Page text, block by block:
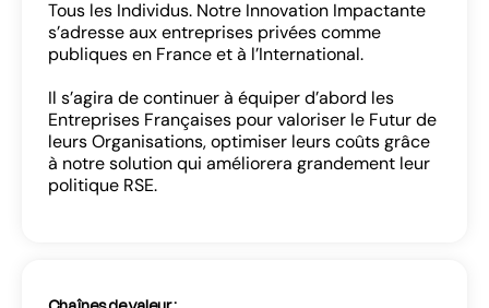
Tous les Individus. Notre Innovation Impactante
s’adresse aux entreprises privées comme
publiques en France et à l’International.
Il s’agira de continuer à équiper d’abord les
Entreprises Françaises pour valoriser le Futur de
leurs Organisations, optimiser leurs coûts grâce
à notre solution qui améliorera grandement leur
politique RSE.
Se connecter